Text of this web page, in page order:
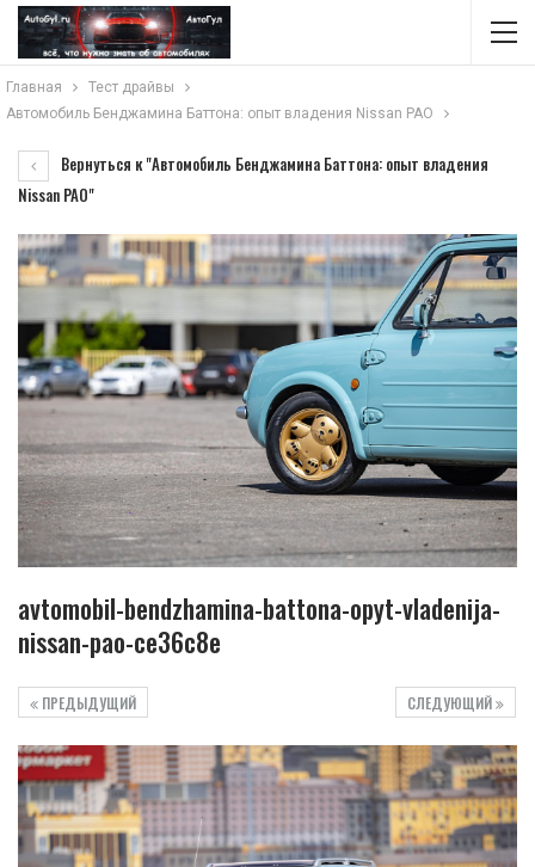
Главная
Тест драйвы
Автомобиль Бенджамина Баттона: опыт владения Nissan PAO
Вернуться к "Автомобиль Бенджамина Баттона: опыт владения
Nissan PAO"
avtomobil-bendzhamina-battona-opyt-vladenija-
nissan-pao-ce36c8e
СЛЕДУЮЩИЙ
ПРЕДЫДУЩИЙ